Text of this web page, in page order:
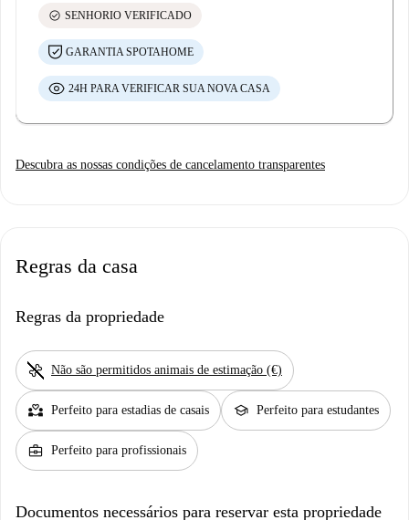
check_circle SENHORIO VERIFICADO
GARANTIA SPOTAHOME
24H PARA VERIFICAR SUA NOVA CASA
Descubra as nossas condições de cancelamento transparentes
Regras da casa
Regras da propriedade
pet_supplies Não são permitidos animais de estimação (€)
partner_heart Perfeito para estadias de casais school Perfeito para estudantes
business_center Perfeito para profissionais
Documentos necessários para reservar esta propriedade